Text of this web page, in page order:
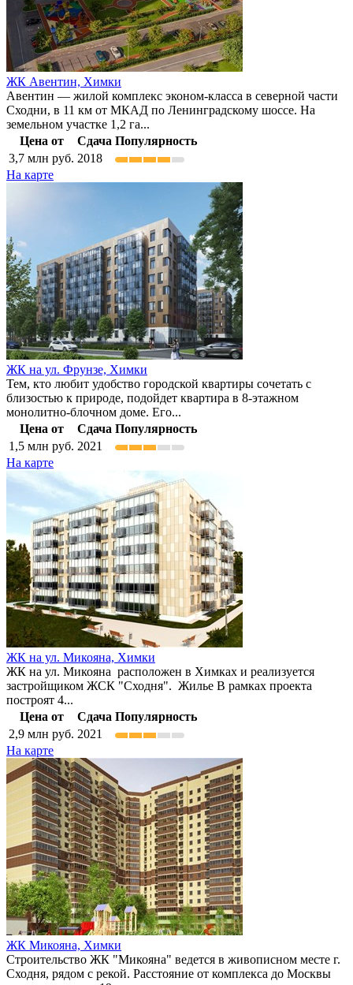
ЖК Авентин, Химки
Авентин — жилой комплекс эконом-класса в северной части
Сходни, в 11 км от МКАД по Ленинградскому шоссе. На
земельном участке 1,2 га...
Цена от
Сдача Популярность
3,7 млн руб. 2018
На карте
ЖК на ул. Фрунзе, Химки
Тем, кто любит удобство городской квартиры сочетать с
близостью к природе, подойдет квартира в 8-этажном
монолитно-блочном доме. Его...
Цена от
Сдача Популярность
1,5 млн руб. 2021
На карте
ЖК на ул. Микояна, Химки
ЖК на ул. Микояна расположен в Химках и реализуется
застройщиком ЖСК "Сходня". Жилье В рамках проекта
построят 4...
Цена от
Сдача Популярность
2,9 млн руб. 2021
На карте
ЖК Микояна, Химки
Строительство ЖК "Микояна" ведется в живописном месте г.
Сходня, рядом с рекой. Расстояние от комплекса до Москвы